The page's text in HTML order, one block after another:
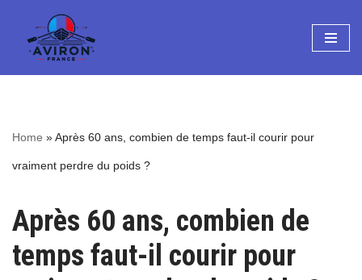
Aller
au
Home »Après 60 ans, combien de temps faut-il courir pour
vraiment perdre du poids ?
Après 60 ans, combien de
temps faut-il courir pour